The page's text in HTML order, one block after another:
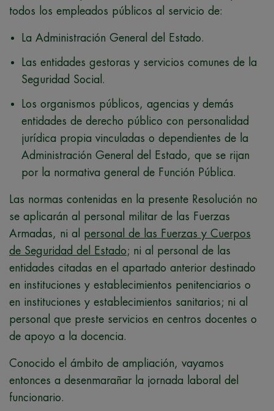
todos los empleados públicos al servicio de:
La Administración General del Estado.
Las entidades gestoras y servicios comunes de la
Seguridad Social.
Los organismos públicos, agencias y demás
entidades de derecho público con personalidad
jurídica propia vinculadas o dependientes de la
Administración General del Estado, que se rijan
por la normativa general de Función Pública.
Las normas contenidas en la presente Resolución no
se aplicarán al personal militar de las Fuerzas
Armadas, ni al personal de las Fuerzas y Cuerpos
de Seguridad del Estado; ni al personal de las
entidades citadas en el apartado anterior destinado
en instituciones y establecimientos penitenciarios o
en instituciones y establecimientos sanitarios; ni al
personal que preste servicios en centros docentes o
de apoyo a la docencia.
Conocido el ámbito de ampliación, vayamos
entonces a desenmarañar la jornada laboral del
funcionario.